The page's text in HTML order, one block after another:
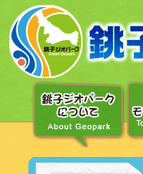
ュ
ー